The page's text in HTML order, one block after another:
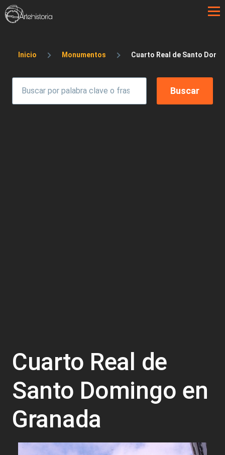
Pasar al contenido principal
Sobrescribir enlaces de ayuda a la
Inicio Monumentos Cuarto Real de Santo
Cuarto Real de
Santo Domingo en
Granada